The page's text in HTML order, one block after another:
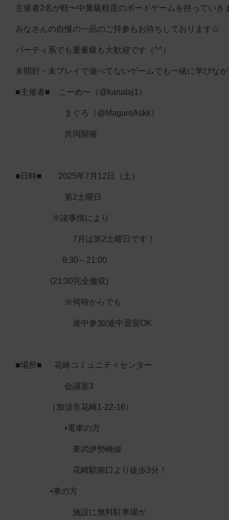
主催者2名が軽〜中量級程度のボードゲームを持っていき
みなさんの自慢の一品のご持参もお待ちしております☆
パーティ系でも重量級も大歓迎です（^^）
■主催者■ こーめー（@kanataj1）
まぐろ（@MaguroAskk）
共同開催
■日時■ 2025年7月12日（土）
第2土曜日
※諸事情により
7月は第2土曜日です！
9:30～21:00
(21:30完全撤収)
※何時からでも
途中参加/途中退室OK
■場所■ 花崎コミュニティセンター
会議室3
（加須市花崎1-22-16）
•電車の方
東武伊勢崎線
花崎駅南口より徒歩3分！
•車の方
施設に無料駐車場が